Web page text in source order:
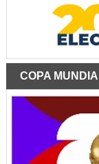
COPA